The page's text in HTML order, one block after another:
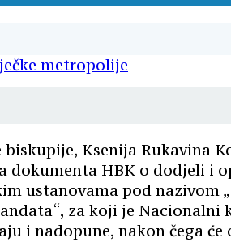
Ksenija Rukavina
dokumenta HBK o dodjeli i
ustanovama pod nazivom
za koji je Nacionalni
i nadopune, nakon čega